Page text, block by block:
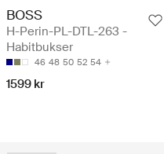
BOSS
H-Perin-PL-DTL-263 -
Habitbukser
46 48 50 52 54
1599 kr